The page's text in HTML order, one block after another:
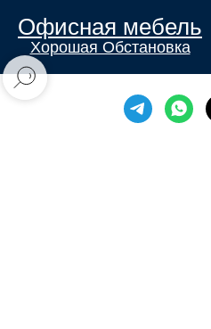
Офисная мебель
Хорошая Обстановка